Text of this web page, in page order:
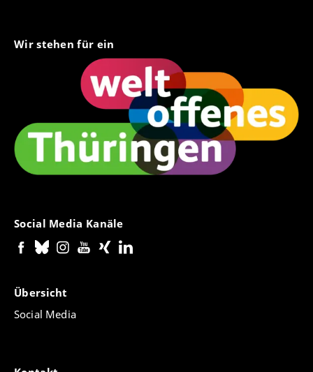
Wir stehen für ein
Social Media Kanäle
Übersicht
Social Media